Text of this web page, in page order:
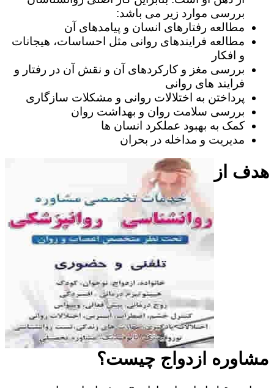
بررسی موارد زیر می باشد:
مطالعه رفتارهای انسان و پیامدهای آن
مطالعه فرایندهای روانی مثل احساسات، هیجانات
و افکار
بررسی مغز و کارکردهای آن و نقش آن در رفتار و
فرایند های روانی
پرداختن به اختلالات روانی و مشکلات سازگاری
بررسی سلامت روان و بهداشت روان
کمک به بهبود عملکرد انسان ها
مدیریت و مداخله در بحران
هدف از
مشاوره ازدواج چیست؟